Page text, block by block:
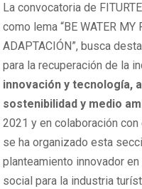
La convocatoria de
como lema “BE WATER MY
ADAPTACIÓN”, busca
para la recuperación de la
innovación y tecnología,
sostenibilidad y medio
2021 y en colaboración
se ha organizado esta
planteamiento innovador
social para la industria